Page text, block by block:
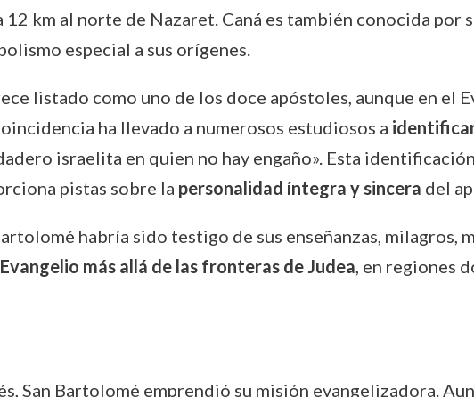
km al norte de Nazaret. Caná es también conocida por
especial a sus orígenes.
listado como uno de los doce apóstoles, aunque en el
ha llevado a numerosos estudiosos a
israelita en quien no hay engaño». Esta
pistas sobre la personalidad íntegra y sincera del
habría sido testigo de sus enseñanzas, milagros,
más allá de las fronteras de Judea, en regiones
San Bartolomé emprendió su misión evangelizadora.